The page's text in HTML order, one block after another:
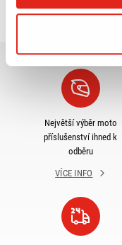
Největší výběr moto
příslušenství ihned k
odběru
VÍCE INFO